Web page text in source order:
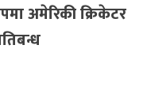
अमेरिकी क्रिकेटर